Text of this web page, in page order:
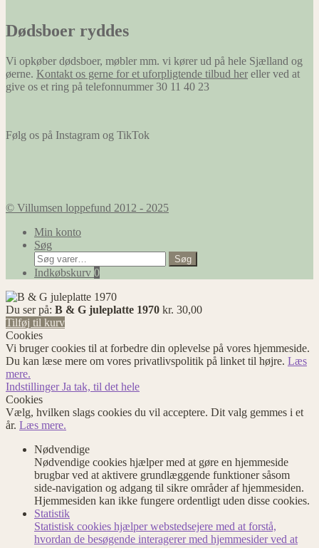
Dødsboer ryddes
Vi opkøber dødsboer, møbler mm. vi kører ud på hele Sjælland og
øerne. Kontakt os gerne for et uforpligtende tilbud her eller ved at
give os et ring på telefonnummer 30 11 40 23
Følg os på Instagram og TikTok
© Villumsen loppefund 2012 - 2025
Min konto
Søg
Søg
efter:
Søg
Indkøbskurv 0
Du ser på: B & G juleplatte 1970 kr. 30,00
Tilføj til kurv
Cookies
Vi bruger cookies til at forbedre din oplevelse på vores hjemmeside.
Du kan læse mere om vores privatlivspolitik på linket til højre. Læs
mere.
IndstillingerJa tak, til det hele
Cookies
Vælg, hvilken slags cookies du vil acceptere. Dit valg gemmes i et
år. Læs mere.
Nødvendige
Nødvendige cookies hjælper med at gøre en hjemmeside
brugbar ved at aktivere grundlæggende funktioner såsom
side-navigation og adgang til sikre områder af hjemmesiden.
Hjemmesiden kan ikke fungere ordentligt uden disse cookies.
Statistik
Statistisk cookies hjælper webstedsejere med at forstå,
hvordan de besøgende interagerer med hjemmesider ved at